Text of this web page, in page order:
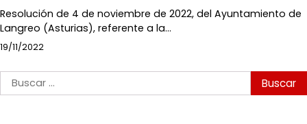
Resolución de 4 de noviembre de 2022, del Ayuntamiento de
Langreo (Asturias), referente a la…
19/11/2022
Buscar: